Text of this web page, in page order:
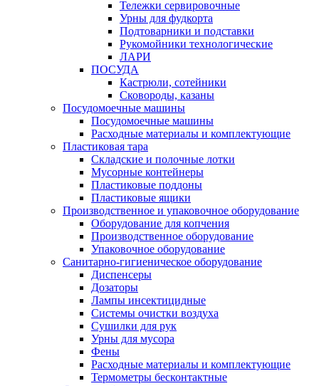
Тележки сервировочные
Урны для фудкорта
Подтоварники и подставки
Рукомойники технологические
ЛАРИ
ПОСУДА
Кастрюли, сотейники
Сковороды, казаны
Посудомоечные машины
Посудомоечные машины
Расходные материалы и комплектующие
Пластиковая тара
Складские и полочные лотки
Мусорные контейнеры
Пластиковые поддоны
Пластиковые ящики
Производственное и упаковочное оборудование
Оборудование для копчения
Производственное оборудование
Упаковочное оборудование
Санитарно-гигиеническое оборудование
Диспенсеры
Дозаторы
Лампы инсектицидные
Системы очистки воздуха
Сушилки для рук
Урны для мусора
Фены
Расходные материалы и комплектующие
Термометры бесконтактные